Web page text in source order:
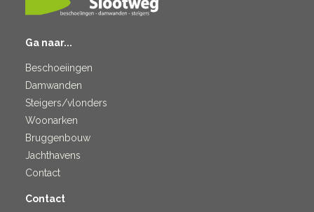
Ga naar...
Beschoeiingen
Damwanden
Steigers/vlonders
Woonarken
Bruggenbouw
Jachthavens
Contact
Contact